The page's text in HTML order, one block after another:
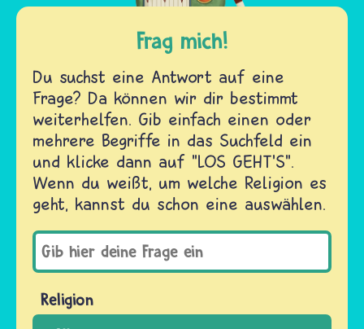
Frag mich!
Du suchst eine Antwort auf eine
Frage? Da können wir dir bestimmt
weiterhelfen. Gib einfach einen oder
mehrere Begriffe in das Suchfeld ein
und klicke dann auf "LOS GEHT'S".
Wenn du weißt, um welche Religion es
geht, kannst du schon eine auswählen.
Religion